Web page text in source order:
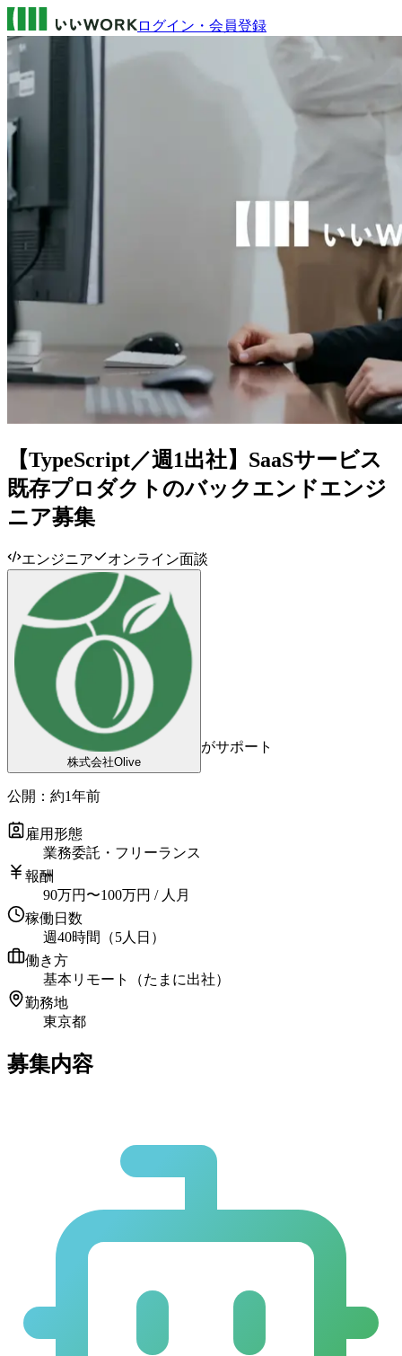
ログイン・会員登録
【TypeScript／週1出社】SaaSサービス
既存プロダクトのバックエンドエンジ
ニア募集
エンジニア オンライン面談
株式会社Olive
がサポート
公開： 約1年前
雇用形態
業務委託・フリーランス
報酬
90万円 〜100万円 / 人月
稼働日数
週40時間（5人日）
働き方
基本リモート（たまに出社）
勤務地
東京都
募集内容